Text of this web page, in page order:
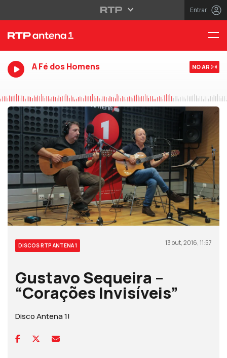
Entrar
A Fé dos Homens NO AR
DISCOS RTP ANTENA 1 13 out, 2016, 11:57
Gustavo Sequeira –
“Corações Invisíveis”
Disco Antena 1!